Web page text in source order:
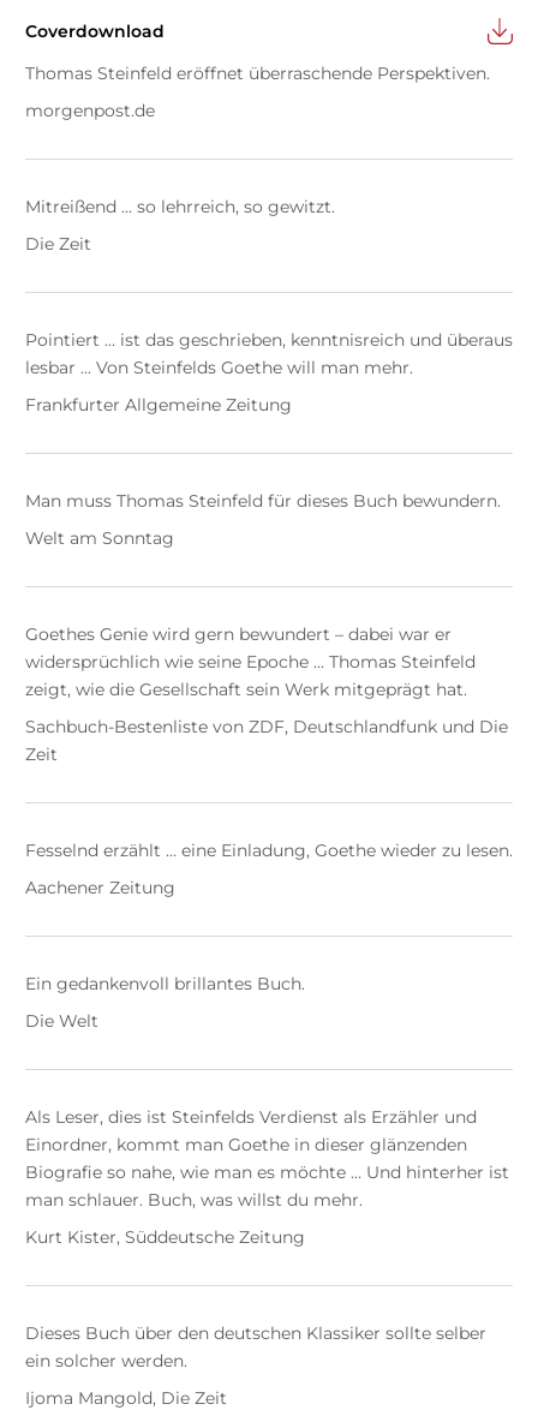
Coverdownload
Thomas Steinfeld eröffnet überraschende Perspektiven.
morgenpost.de
Mitreißend ... so lehrreich, so gewitzt.
Die Zeit
Pointiert ... ist das geschrieben, kenntnisreich und überaus
lesbar ... Von Steinfelds Goethe will man mehr.
Frankfurter Allgemeine Zeitung
Man muss Thomas Steinfeld für dieses Buch bewundern.
Welt am Sonntag
Goethes Genie wird gern bewundert – dabei war er
widersprüchlich wie seine Epoche ... Thomas Steinfeld
zeigt, wie die Gesellschaft sein Werk mitgeprägt hat.
Sachbuch-Bestenliste von ZDF, Deutschlandfunk und Die
Zeit
Fesselnd erzählt ... eine Einladung, Goethe wieder zu lesen.
Aachener Zeitung
Ein gedankenvoll brillantes Buch.
Die Welt
Als Leser, dies ist Steinfelds Verdienst als Erzähler und
Einordner, kommt man Goethe in dieser glänzenden
Biografie so nahe, wie man es möchte … Und hinterher ist
man schlauer. Buch, was willst du mehr.
Kurt Kister, Süddeutsche Zeitung
Dieses Buch über den deutschen Klassiker sollte selber
ein solcher werden.
Ijoma Mangold, Die Zeit